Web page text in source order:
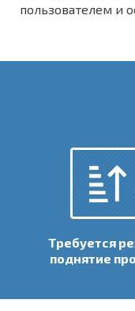
пользователем и
Требуется
поднятие